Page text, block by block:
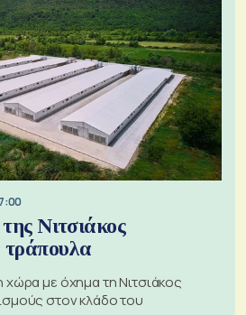
Νιτσιάκος
τράπουλα
χώρα με όχημα τη Νιτσιάκος
στον κλάδο του